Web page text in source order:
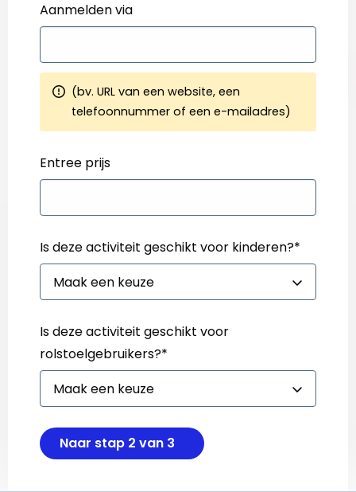
Aanmelden via
(bv. URL van een website, een
telefoonnummer of een e-mailadres)
Entree prijs
Is deze activiteit geschikt voor kinderen?*
Is deze activiteit geschikt voor
rolstoelgebruikers?*